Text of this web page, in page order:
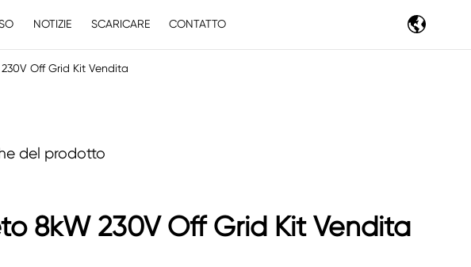
NOTIZIE SCARICARE CONTATTO
Off Grid Kit Vendita
del prodotto
8kW 230V Off Grid Kit Vendita